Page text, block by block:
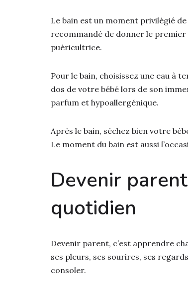
Le bain est un moment privilégié
recommandé de donner le premier
puéricultrice.
Pour le bain, choisissez une eau à
dos de votre bébé lors de son
parfum et hypoallergénique.
Après le bain, séchez bien votre
Le moment du bain est aussi
Devenir
quotidien
Devenir parent, c’est apprendre
ses pleurs, ses sourires, ses
consoler.